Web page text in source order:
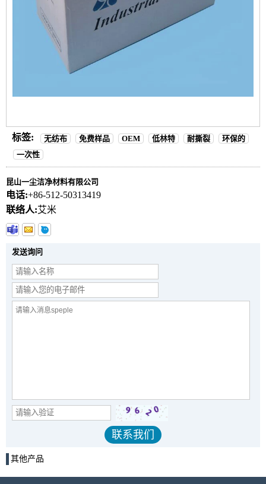
标签: 无纺布 免费样品 OEM 低林特 耐撕裂
环保的
一次性
昆山一尘洁净材料有限公司
电话:+86-512-50313419
联络人:艾米
发送询问
其他产品